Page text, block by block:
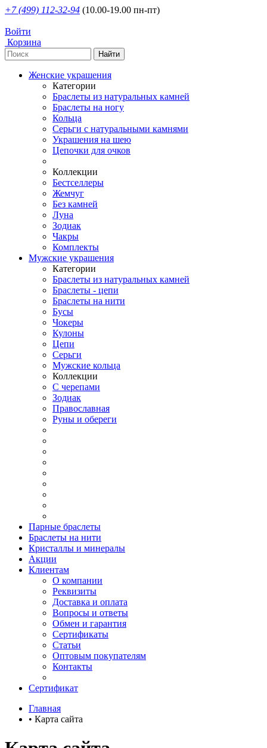
+7 (499) 112-32-94 (10.00-19.00 пн-пт)
Войти
Корзина
Женские украшения
Категории
Браслеты из натуральных камней
Браслеты на ногу
Кольца
Серьги с натуральными камнями
Украшения на шею
Цепочки для очков
Коллекции
Бестселлеры
Жемчуг
Без камней
Луна
Зодиак
Чакры
Комплекты
Мужские украшения
Категории
Браслеты из натуральных камней
Браслеты - цепи
Браслеты на нити
Бусы
Чокеры
Кулоны
Цепи
Серьги
Мужские кольца
Коллекции
С черепами
Зодиак
Православная
Руны и обереги
Парные браслеты
Браслеты на нити
Кристаллы и минералы
Акции
Клиентам
О компании
Реквизиты
Доставка и оплата
Вопросы и ответы
Обмен и гарантия
Сертификаты
Статьи
Оптовым покупателям
Контакты
Сертификат
Главная
• Карта сайта